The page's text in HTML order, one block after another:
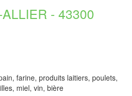
- 43300
farine, produits laitiers, poulets,
miel, vin, bière